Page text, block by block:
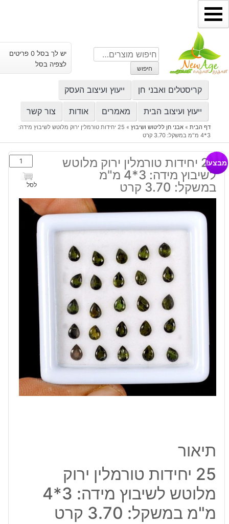
דילוג
לתוכן
חיפוש
עבור:
חיפוש
יש לך בסל 0 פריטים
לצפיה בסל
קריסטלים ואבני חן ייעוץ ועיצוב העסק
ייעוץ ועיצוב הבית מאמרים אודות צור קשר
דף הבית» אבני חן לליטוש ושיבוץ»
25 יחידות טורמלין ירוק מלוטש לשיבוץ מידה:
3*4 מ"מ במשקל: 3.70 קרט
25 יחידות טורמלין ירוק מלוטש
לשיבוץ מידה: 3*4 מ"מ
במשקל: 3.70 קרט
כמות
של
25
טורמלין
לסל
מבצע!
תיאור
25 יחידות טורמלין ירוק
מלוטש לשיבוץ מידה: 3*4
מ"מ במשקל: 3.70 קרט